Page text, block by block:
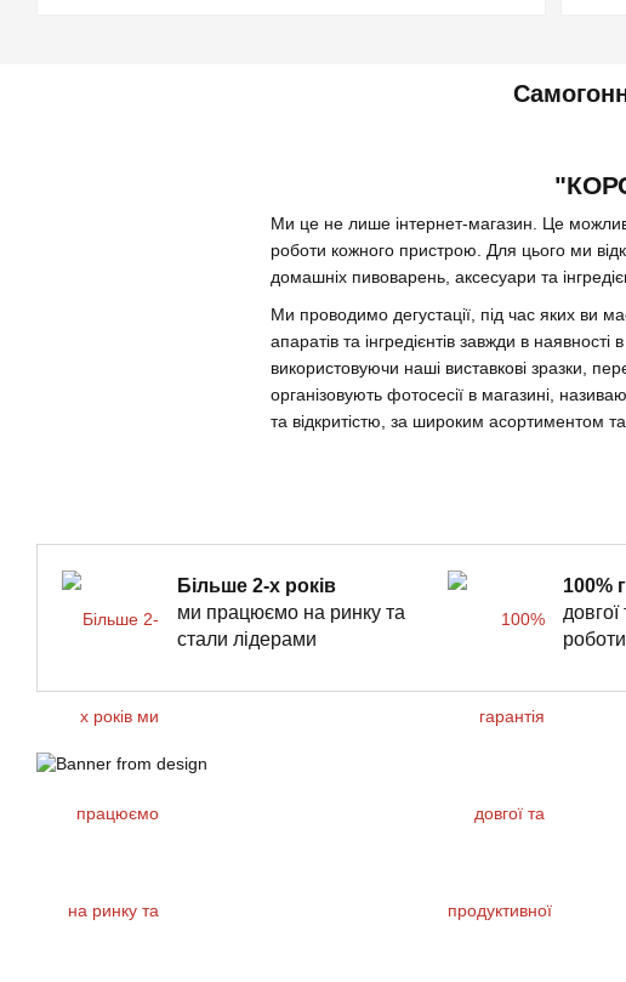
Ми це не лише інтернет-магазин. Це
роботи кожного пристрою. Для цього ми
домашніх пивоварень, аксесуари та
Ми проводимо дегустації, під час яких ви
апаратів та інгредієнтів завжди в
використовуючи наші виставкові зразки,
організовують фотосесії в магазині,
та відкритістю, за широким асортиментом
Більше 2-х років
ми працюємо на ринку та
стали лідерами
100%